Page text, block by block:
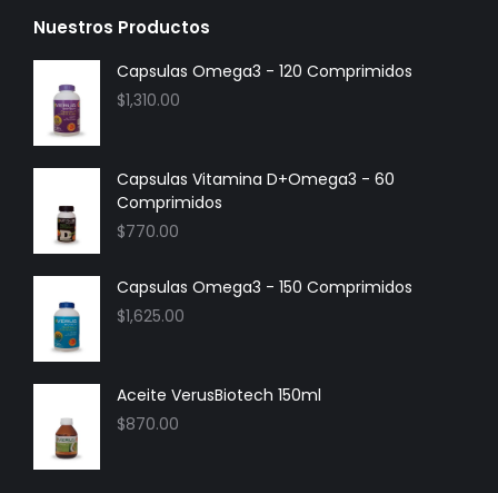
Nuestros Productos
Capsulas Omega3 - 120 Comprimidos
$1,310.00
Capsulas Vitamina D+Omega3 - 60
Comprimidos
$770.00
Capsulas Omega3 - 150 Comprimidos
$1,625.00
Aceite VerusBiotech 150ml
$870.00